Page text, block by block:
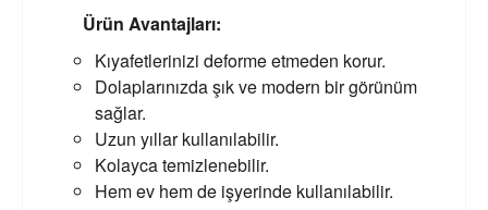
Ürün Avantajları:
Kıyafetlerinizi deforme etmeden korur.
Dolaplarınızda şık ve modern bir görünüm
sağlar.
Uzun yıllar kullanılabilir.
Kolayca temizlenebilir.
Hem ev hem de işyerinde kullanılabilir.